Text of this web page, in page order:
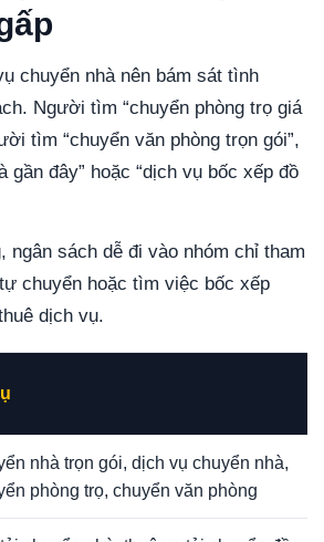
chuyển nhà nên bám sát tình
Người tìm “chuyển phòng trọ giá
tìm “chuyển văn phòng trọn gói”,
gần đây” hoặc “dịch vụ bốc xếp đồ
ngân sách dễ đi vào nhóm chỉ tham
chuyển hoặc tìm việc bốc xếp
dịch vụ.
nhà trọn gói, dịch vụ chuyển nhà,
phòng trọ, chuyển văn phòng